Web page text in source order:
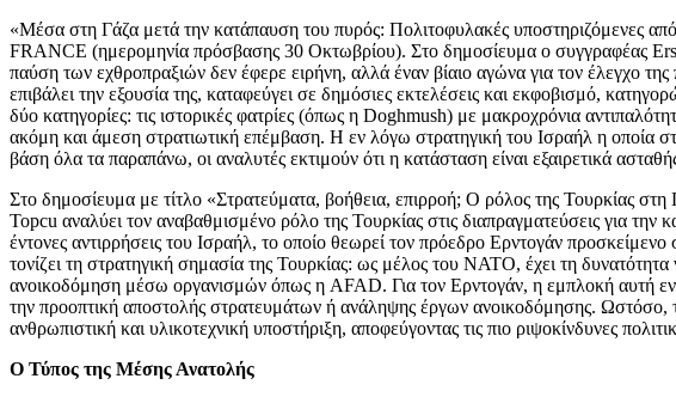
«Μέσα στη Γάζα μετά την κατάπαυση του πυρός: Πολιτοφυλακές υποστηριζόμενες
FRANCE (ημερομηνία πρόσβασης 30 Οκτωβρίου). Στο δημοσίευμα ο συγγραφέας
παύση των εχθροπραξιών δεν έφερε ειρήνη, αλλά έναν βίαιο αγώνα για τον έλεγχο
επιβάλει την εξουσία της, καταφεύγει σε δημόσιες εκτελέσεις και εκφοβισμό,
δύο κατηγορίες: τις ιστορικές φατρίες (όπως η Doghmush) με μακροχρόνια
ακόμη και άμεση στρατιωτική επέμβαση. Η εν λόγω στρατηγική του Ισραήλ η οποία
βάση όλα τα παραπάνω, οι αναλυτές εκτιμούν ότι η κατάσταση είναι εξαιρετικά
Στο δημοσίευμα με τίτλο «Στρατεύματα, βοήθεια, επιρροή; Ο ρόλος της Τουρκίας
Topcu αναλύει τον αναβαθμισμένο ρόλο της Τουρκίας στις διαπραγματεύσεις για
έντονες αντιρρήσεις του Ισραήλ, το οποίο θεωρεί τον πρόεδρο Ερντογάν
τονίζει τη στρατηγική σημασία της Τουρκίας: ως μέλος του ΝΑΤΟ, έχει τη
ανοικοδόμηση μέσω οργανισμών όπως η AFAD. Για τον Ερντογάν, η εμπλοκή αυτή
την προοπτική αποστολής στρατευμάτων ή ανάληψης έργων ανοικοδόμησης. Ωστόσο,
ανθρωπιστική και υλικοτεχνική υποστήριξη, αποφεύγοντας τις πιο ριψοκίνδυνες
Ο Τύπος της Μέσης Ανατολής